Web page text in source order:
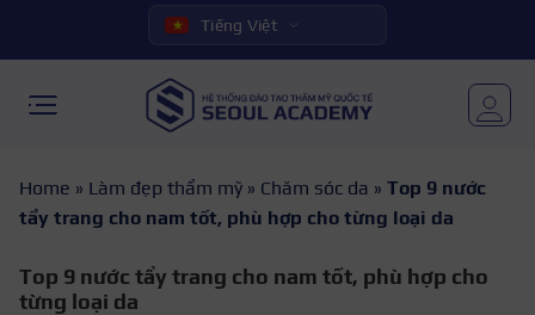
Tiếng Việt
Home » Làm đẹp thẩm mỹ » Chăm sóc da » Top 9 nước
tẩy trang cho nam tốt, phù hợp cho từng loại da
Top 9 nước tẩy trang cho nam tốt, phù hợp cho
từng loại da